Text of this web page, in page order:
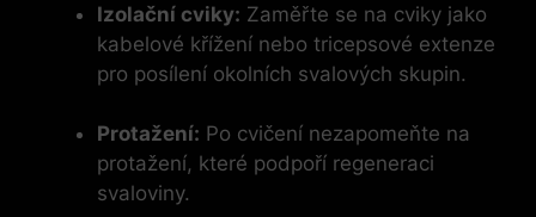
Izolační cviky: Zaměřte se na cviky jako
kabelové křížení nebo tricepsové extenze
pro posílení okolních svalových skupin.
Protažení: Po cvičení nezapomeňte na
protažení, které podpoří regeneraci
svaloviny.